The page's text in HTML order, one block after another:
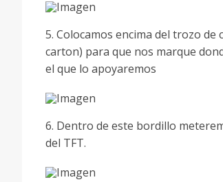
5. Colocamos encima del trozo de
carton) para que nos marque
el que lo apoyaremos
6. Dentro de este bordillo
del TFT.